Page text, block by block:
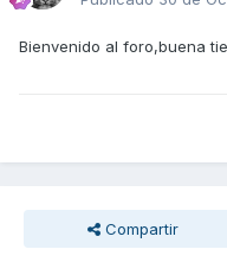
Bienvenido al foro,buena
Compartir